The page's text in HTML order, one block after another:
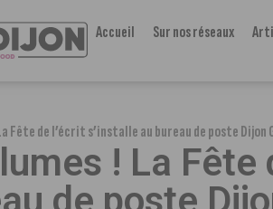
Accueil Sur nos réseaux
Fête de l’écrit s’installe au bureau de poste
! La Fête